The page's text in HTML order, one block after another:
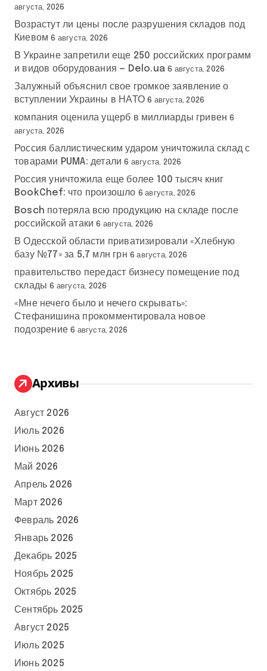
августа, 2026
Возрастут ли цены после разрушения складов под
Киевом 6 августа, 2026
В Украине запретили еще 250 российских программ
и видов оборудования — Delo.ua 6 августа, 2026
Залужный объяснил свое громкое заявление о
вступлении Украины в НАТО 6 августа, 2026
компания оценила ущерб в миллиарды гривен 6
августа, 2026
Россия баллистическим ударом уничтожила склад с
товарами PUMA: детали 6 августа, 2026
Россия уничтожила еще более 100 тысяч книг
BookChef: что произошло 6 августа, 2026
Bosch потеряла всю продукцию на складе после
российской атаки 6 августа, 2026
В Одесской области приватизировали «Хлебную
базу №77» за 5,7 млн грн 6 августа, 2026
правительство передаст бизнесу помещение под
склады 6 августа, 2026
«Мне нечего было и нечего скрывать»:
Стефанишина прокомментировала новое
подозрение 6 августа, 2026
Архивы
Август 2026
Июль 2026
Июнь 2026
Май 2026
Апрель 2026
Март 2026
Февраль 2026
Январь 2026
Декабрь 2025
Ноябрь 2025
Октябрь 2025
Сентябрь 2025
Август 2025
Июль 2025
Июнь 2025